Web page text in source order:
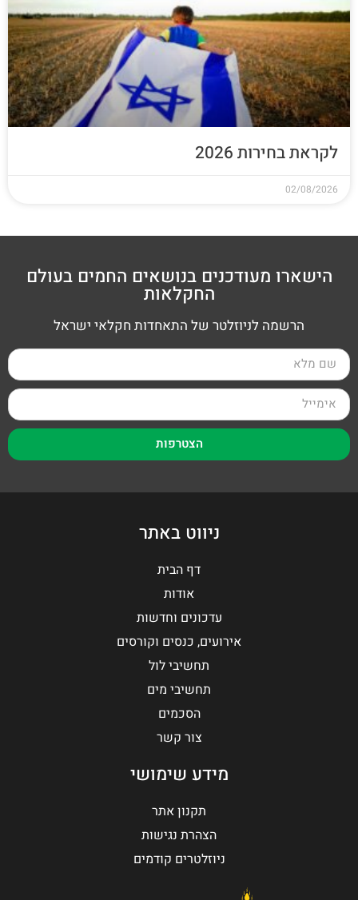
לקראת בחירות 2026
02/08/2026
הישארו מעודכנים בנושאים החמים בעולם
החקלאות
הרשמה לניוזלטר של התאחדות חקלאי ישראל
הצטרפות
ניווט באתר
דף הבית
אודות
עדכונים וחדשות
אירועים, כנסים וקורסים
תחשיבי לול
תחשיבי מים
הסכמים
צור קשר
מידע שימושי
תקנון אתר
הצהרת נגישות
ניוזלטרים קודמים